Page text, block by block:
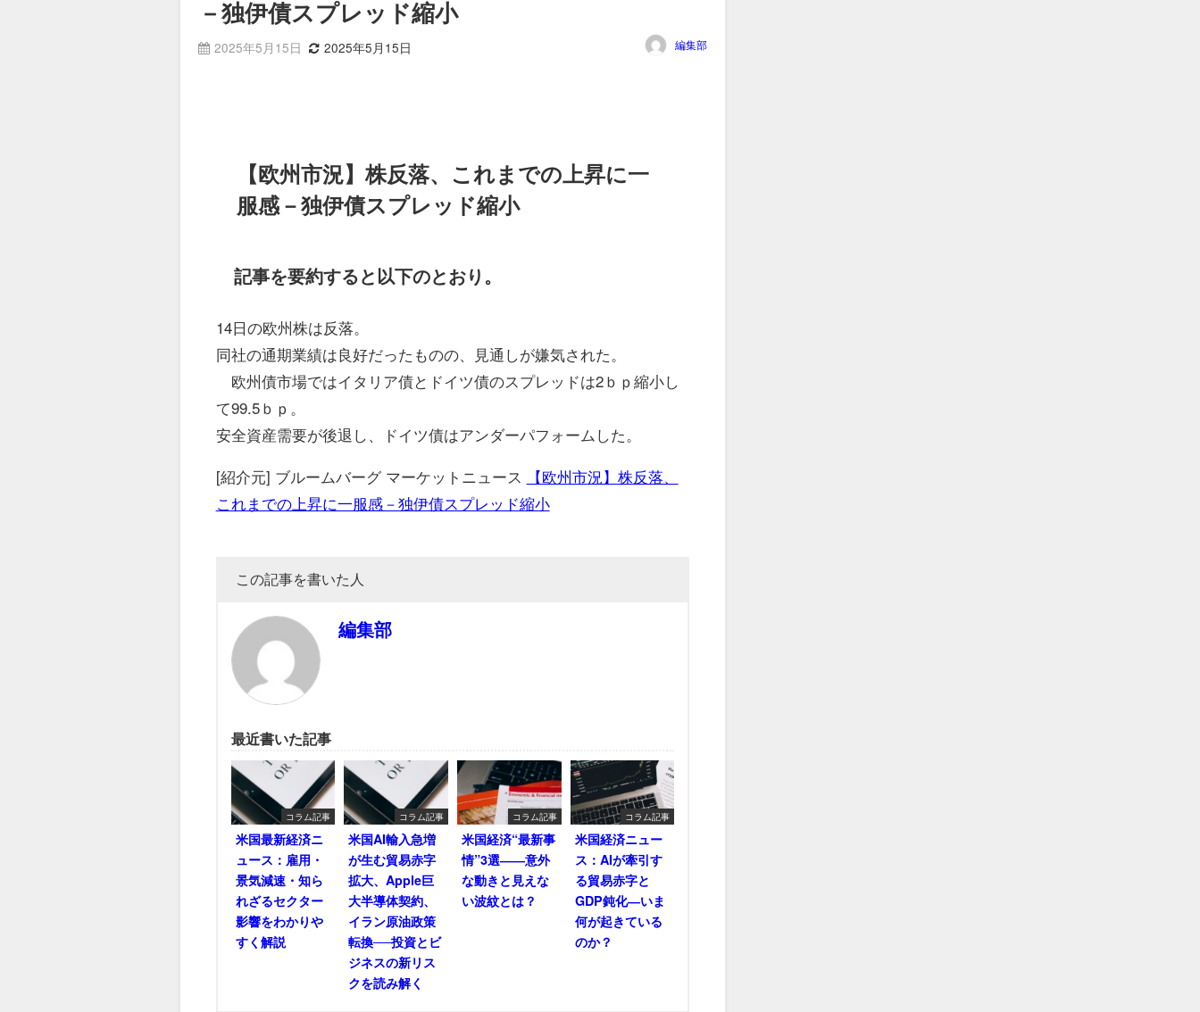
－独伊債スプレッド縮小
2025年5月15日 2025年5月15日 編集部
【欧州市況】株反落、これまでの上昇に一
服感－独伊債スプレッド縮小
記事を要約すると以下のとおり。
14日の欧州株は反落。
同社の通期業績は良好だったものの、見通しが嫌気された。
欧州債市場ではイタリア債とドイツ債のスプレッドは2ｂｐ縮小し
て99.5ｂｐ。
安全資産需要が後退し、ドイツ債はアンダーパフォームした。
[紹介元] ブルームバーグ マーケットニュース
【欧州市況】株反落、
これまでの上昇に一服感－独伊債スプレッド縮小
この記事を書いた人
編集部
最近書いた記事
コラム記事
米国最新経済ニ
ュース：雇用・
景気減速・知ら
れざるセクター
影響をわかりや
すく解説
コラム記事
米国AI輸入急増
が生む貿易赤字
拡大、Apple巨
大半導体契約、
イラン原油政策
転換──投資とビ
ジネスの新リス
クを読み解く
コラム記事
米国経済“最新事
情”3選――意外
な動きと見えな
い波紋とは？
コラム記事
米国経済ニュー
ス：AIが牽引す
る貿易赤字と
GDP鈍化―いま
何が起きている
のか？